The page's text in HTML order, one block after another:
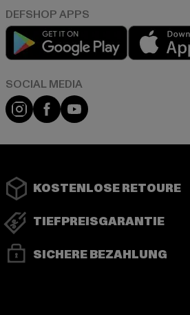
Play market
Instagram
FacebookYouTube
KOSTENLOSE RETOURE
TIEFPREISGARANTIE
SICHERE BEZAHLUNG